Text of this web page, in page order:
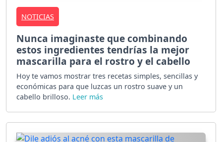
NOTICIAS
Nunca imaginaste que combinando
estos ingredientes tendrías la mejor
mascarilla para el rostro y el cabello
Hoy te vamos mostrar tres recetas simples, sencillas y
económicas para que luzcas un rostro suave y un
cabello brilloso.